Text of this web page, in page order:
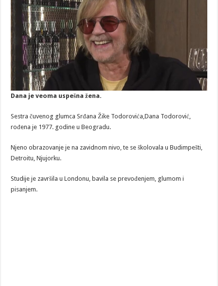
Dana je veoma uspešna žena.
Sestra čuvenog glumca Srđana Žike Todorovića,Dana Todorović,
rođena je 1977. godine u Beogradu.
Njeno obrazovanje je na zavidnom nivo, te se školovala u Budimpešti,
Detroitu, Njujorku.
Studije je završila u Londonu, bavila se prevođenjem, glumom i
pisanjem.